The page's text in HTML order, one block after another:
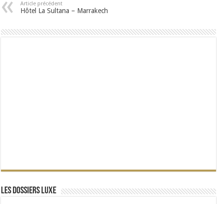
Article précédent
Hôtel La Sultana – Marrakech
Les dossiers Luxe